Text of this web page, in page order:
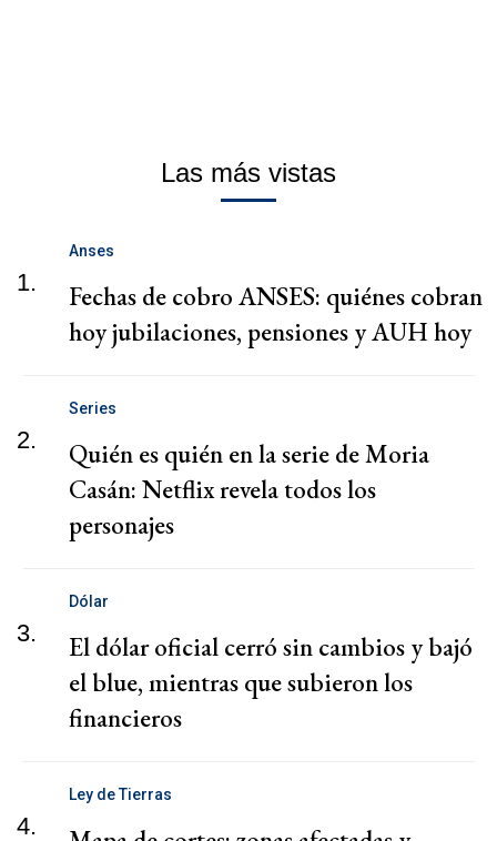
Las más vistas
1.
Anses
Fechas de cobro ANSES: quiénes cobran
hoy jubilaciones, pensiones y AUH hoy
2.
Series
Quién es quién en la serie de Moria
Casán: Netflix revela todos los
personajes
3.
Dólar
El dólar oficial cerró sin cambios y bajó
el blue, mientras que subieron los
financieros
4.
Ley de Tierras